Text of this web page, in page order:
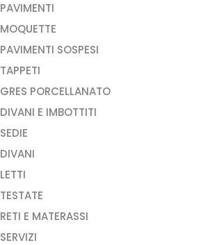
PAVIMENTI
MOQUETTE
PAVIMENTI SOSPESI
TAPPETI
GRES PORCELLANATO
DIVANI E IMBOTTITI
SEDIE
DIVANI
LETTI
TESTATE
RETI E MATERASSI
SERVIZI